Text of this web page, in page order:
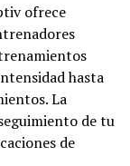
ofrece
hasta
La
de tu
de